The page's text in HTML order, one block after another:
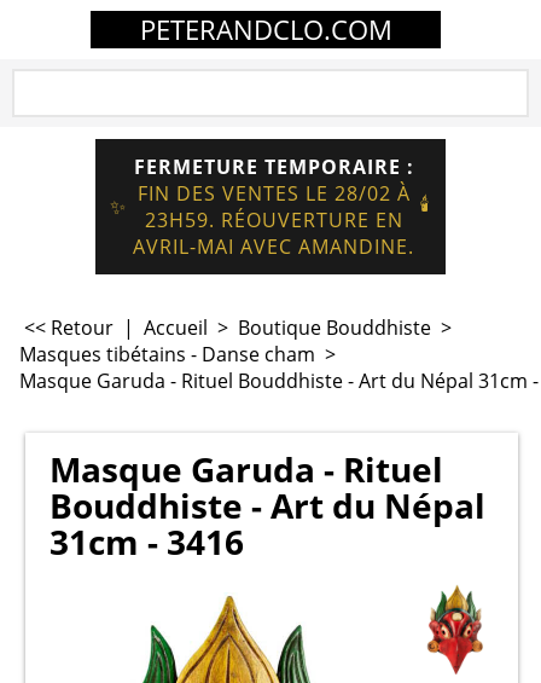
PETERANDCLO.COM
✨
FERMETURE TEMPORAIRE :
FIN DES VENTES LE 28/02 À
23H59. RÉOUVERTURE EN
AVRIL-MAI AVEC AMANDINE.
🕯️
<< Retour | Accueil > Boutique Bouddhiste >
Masques tibétains - Danse cham >
Masque Garuda - Rituel Bouddhiste - Art du Népal 31cm
Masque Garuda - Rituel
Bouddhiste - Art du Népal
31cm - 3416